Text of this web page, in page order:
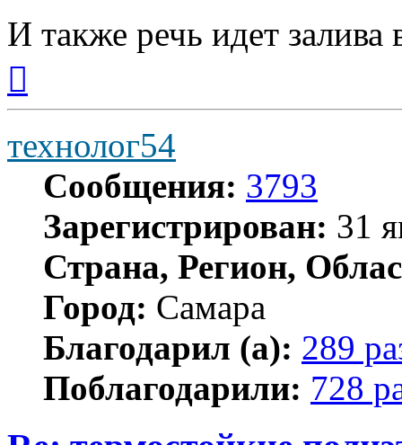
И также речь идет залива
началу
технолог54
Сообщения: 3793
Зарегистрирован: 31
Страна, Регион,
Город: Самара
Благодарил (а): 289
Поблагодарили: 728